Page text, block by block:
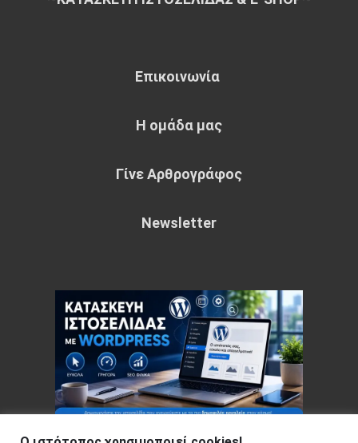
Επικοινωνία
Η ομάδα μας
Γίνε Αρθρογράφος
Newsletter